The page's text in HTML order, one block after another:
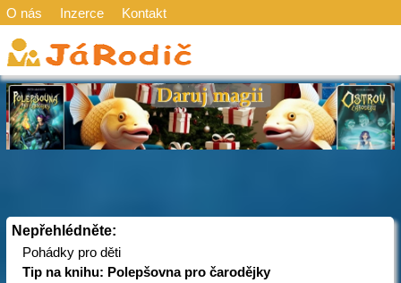
O nás Inzerce Kontakt
Nepřehlédněte:
Pohádky pro děti
Tip na knihu: Polepšovna pro čarodějky